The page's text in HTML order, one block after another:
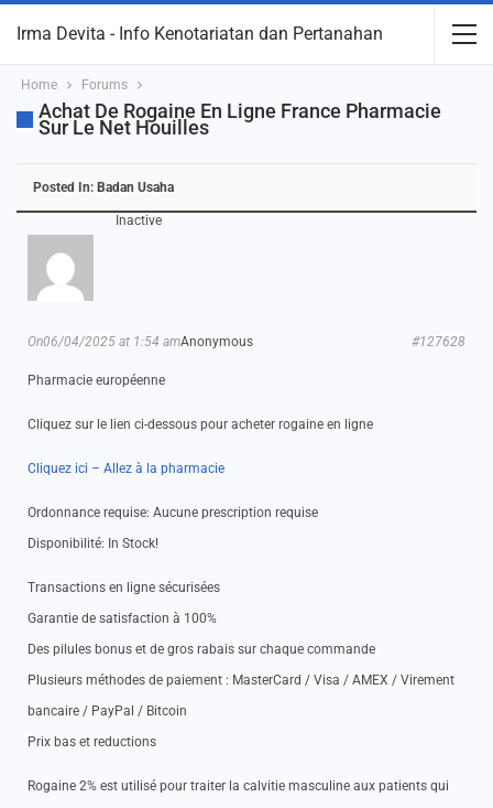
Irma Devita - Info Kenotariatan dan Pertanahan
Home Forums
Achat De Rogaine En Ligne France Pharmacie
Sur Le Net Houilles
Posted In: Badan Usaha
Inactive
Anonymous
On06/04/2025 at 1:54 am #127628
Pharmacie européenne
Cliquez sur le lien ci-dessous pour acheter rogaine en ligne
Cliquez ici – Allez à la pharmacie
Ordonnance requise: Aucune prescription requise
Disponibilité: In Stock!
Transactions en ligne sécurisées
Garantie de satisfaction à 100%
Des pilules bonus et de gros rabais sur chaque commande
Plusieurs méthodes de paiement : MasterCard / Visa / AMEX / Virement
bancaire / PayPal / Bitcoin
Prix bas et reductions
Rogaine 2% est utilisé pour traiter la calvitie masculine aux patients qui